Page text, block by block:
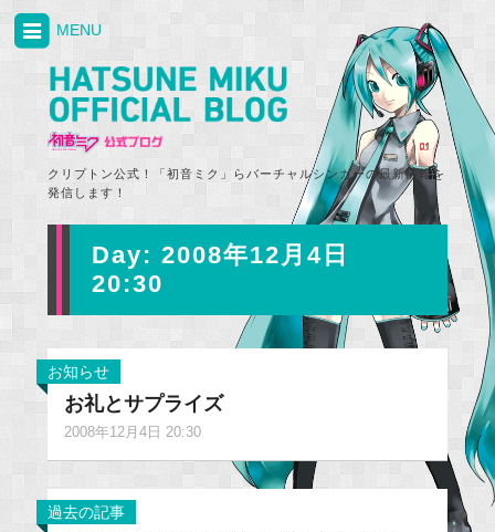
クリプトン公式！「初音ミク」らバーチャルシンガーの最新情報を
発信します！
MENU
Day: 2008年12月4日
20:30
お知らせ
お礼とサプライズ
2008年12月4日 20:30
過去の記事